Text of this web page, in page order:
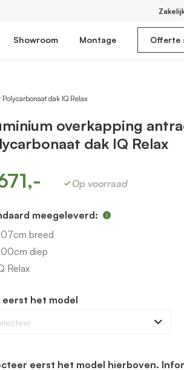
Showroom Montage Offerte
dak IQ Relax
overkapping
dak IQ Relax
Op voorraad
meegeleverd:
breed
diep
Relax
eerst het model
eerst het model hierboven.